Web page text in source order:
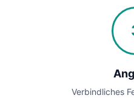
Verbindliches